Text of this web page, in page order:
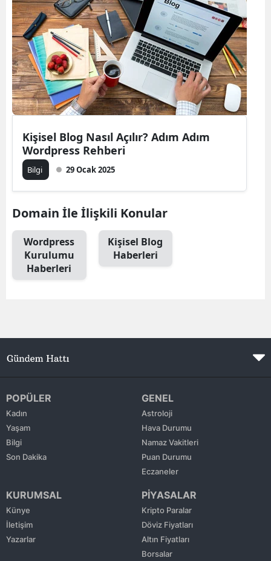
Balıkesir
Bilecik
Bingöl
Bitlis
Bolu
Burdur
Çorum
Erzurum
Eskişehir
Gaziantep
Giresun
Gümüşhane
Hatay
Isparta
Kişisel Blog Nasıl Açılır? Adım Adım
Wordpress Rehberi
Bilgi 29 Ocak 2025
Domain İle İlişkili Konular
Wordpress
Kurulumu
Haberleri
Kişisel Blog
Haberleri
POPÜLER
Kadın
Yaşam
Bilgi
Son Dakika
GENEL
Astroloji
Hava Durumu
Namaz Vakitleri
Puan Durumu
Eczaneler
KURUMSAL
Künye
İletişim
Yazarlar
PİYASALAR
Kripto Paralar
Döviz Fiyatları
Altın Fiyatları
Borsalar